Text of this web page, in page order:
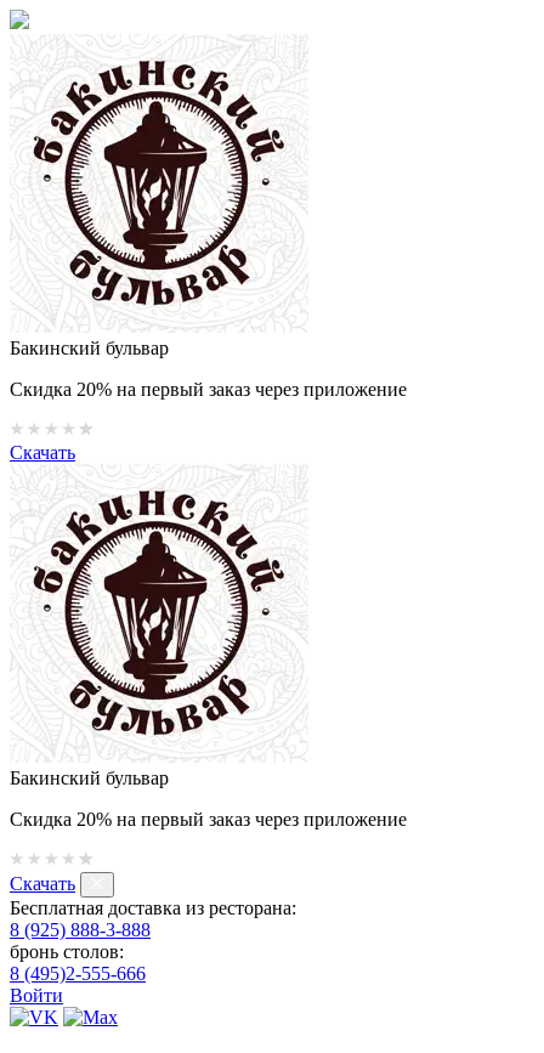
Бакинский бульвар
Скидка 20% на первый заказ через приложение
Скачать
Бакинский бульвар
Скидка 20% на первый заказ через приложение
Скачать
Бесплатная доставка из ресторана:
8 (925) 888-3-888
бронь столов:
8 (495)2-555-666
Войти